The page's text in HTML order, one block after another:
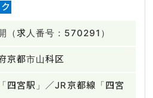
（求人番号：570291）
京都市山科区
四宮駅」／JR京都線「四宮